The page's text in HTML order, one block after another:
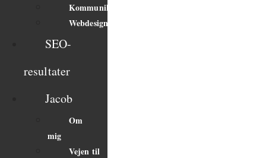
Kommunikation
Webdesign
SEO-
resultater
Jacob
Om
mig
Vejen til